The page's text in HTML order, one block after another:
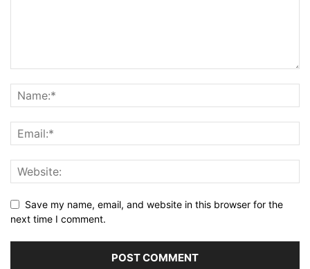
Save my name, email, and website in this browser for the
next time I comment.